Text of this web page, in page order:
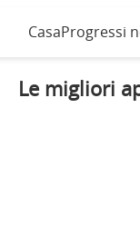
Casa Progressi
Le migliori